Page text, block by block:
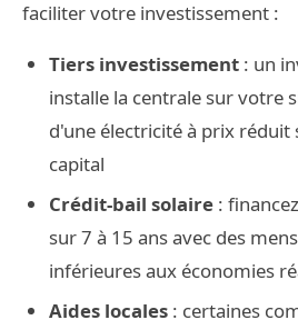
faciliter votre investissement :
Tiers investissement : un
installe la centrale sur votre
d'une électricité à prix
capital
Crédit-bail solaire :
sur 7 à 15 ans avec des
inférieures aux économies
Aides locales : certaines